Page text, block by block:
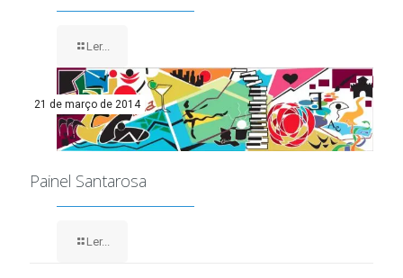
Ler...
21 de março de 2014
Painel Santarosa
Ler...